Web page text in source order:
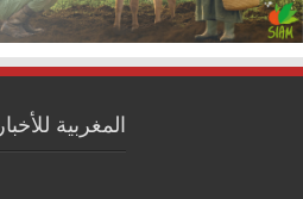
المغربية للأخبار